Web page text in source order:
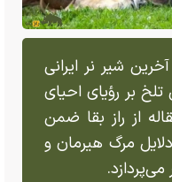
آخرین شیر نر ایرانی
بر رؤیای احیای
از راز بقا ضمن
مرگ هیرمان و